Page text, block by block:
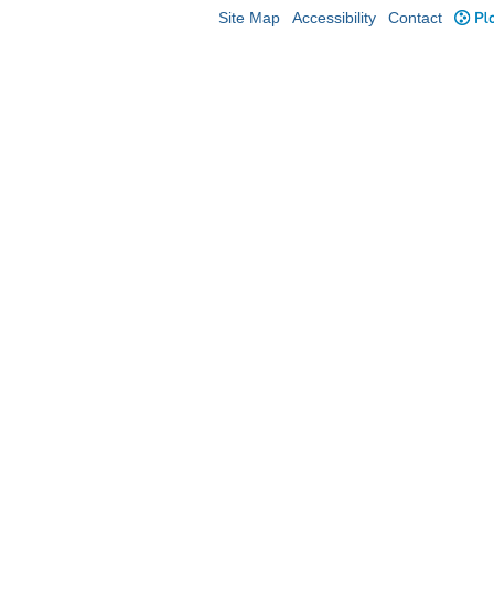
Site Map Accessibility Contact